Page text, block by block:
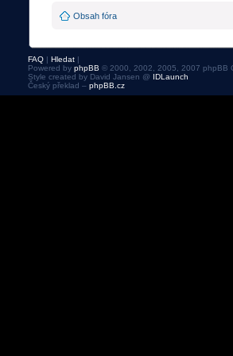
Obsah fóra
FAQ | Hledat |
Powered by phpBB © 2000, 2002, 2005, 2007 phpBB
Style created by David Jansen @ IDLaunch
Český překlad – phpBB.cz